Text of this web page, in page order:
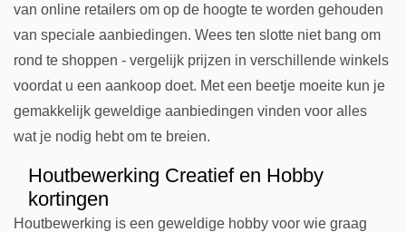
van online retailers om op de hoogte te worden gehouden
van speciale aanbiedingen. Wees ten slotte niet bang om
rond te shoppen - vergelijk prijzen in verschillende winkels
voordat u een aankoop doet. Met een beetje moeite kun je
gemakkelijk geweldige aanbiedingen vinden voor alles
wat je nodig hebt om te breien.
Houtbewerking Creatief en Hobby
kortingen
Houtbewerking is een geweldige hobby voor wie graag